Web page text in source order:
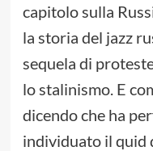
capitolo sulla
la storia del jazz
sequela di
lo stalinismo. E
dicendo che ha
individuato il quid